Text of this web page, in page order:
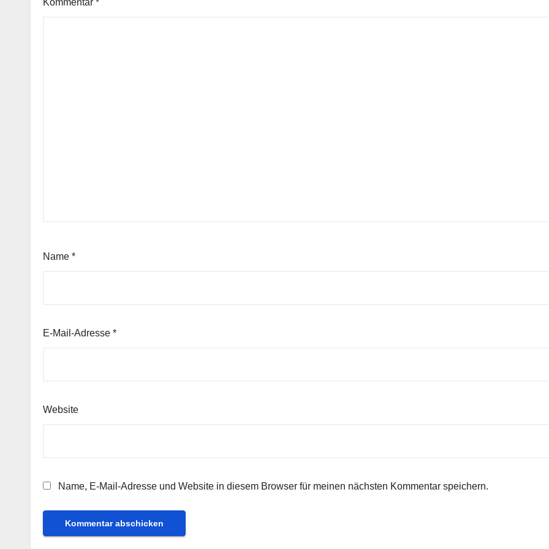
Name *
E-Mail-Adresse *
Website
Name, E-Mail-Adresse und Website in diesem Browser für meinen nächsten Kommentar speichern.